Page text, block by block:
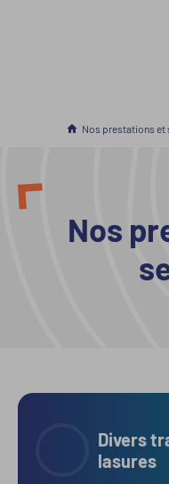
Accueil
Nos prestations et
Nos
Divers
lasures